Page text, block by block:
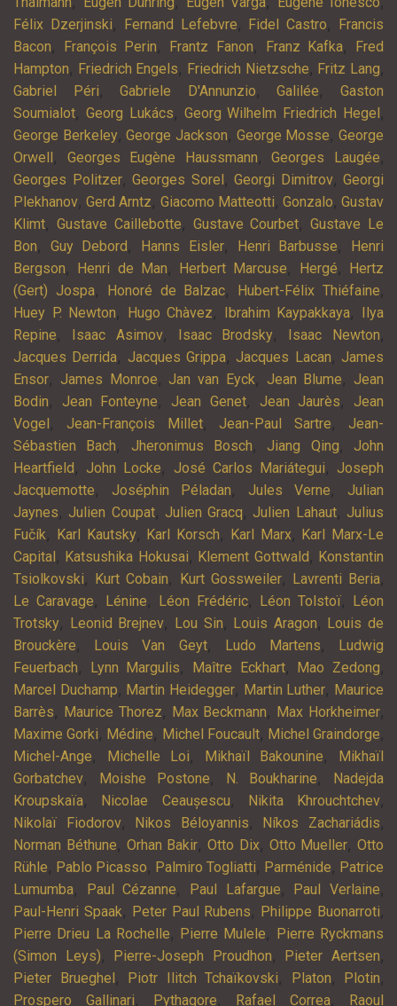
Félix Dzerjinski, Fernand Lefebvre, Fidel Castro,
Francis
Bacon, François Perin, Frantz Fanon, Franz Kafka,
Fred
Hampton, Friedrich Engels, Friedrich Nietzsche, Fritz Lang,
Gabriel Péri,Gabriele D'Annunzio,Galilée,Gaston
Soumialot, Georg Lukács, Georg Wilhelm Friedrich Hegel ,
George Berkeley,George Jackson, George Mosse,George
Orwell , Georges Eugène Haussmann,Georges Laugée,
Georges Politzer, Georges Sorel , Georgi Dimitrov, Georgi
Plekhanov,Gerd Arntz, Giacomo Matteotti, Gonzalo,Gustav
Klimt, Gustave Caillebotte, Gustave Courbet,Gustave Le
Bon, Guy Debord , Hanns Eisler, Henri Barbusse,
Henri
Bergson, Henri de Man, Herbert Marcuse, Hergé,
Hertz
(Gert) Jospa, Honoré de Balzac, Hubert-Félix Thiéfaine,
Huey P. Newton, Hugo Chàvez, Ibrahim Kaypakkaya,
Ilya
Repine, Isaac Asimov, Isaac Brodsky, Isaac Newton,
Jacques Derrida, Jacques Grippa, Jacques Lacan, James
Ensor, James Monroe, Jan van Eyck, Jean Blume, Jean
Bodin, Jean Fonteyne, Jean Genet, Jean Jaurès, Jean
Vogel , Jean-François Millet, Jean-Paul Sartre, Jean-
Sébastien Bach, Jheronimus Bosch, Jiang Qing, John
Heartfield , John Locke, José Carlos Mariátegui, Joseph
Jacquemotte, Joséphin Péladan, Jules Verne, Julian
Jaynes, Julien Coupat, Julien Gracq, Julien Lahaut, Julius
Fučík, Karl Kautsky, Karl Korsch, Karl Marx, Karl Marx-Le
Capital , Katsushika Hokusai, Klement Gottwald , Konstantin
Tsiolkovski, Kurt Cobain, Kurt Gossweiler, Lavrenti Beria,
Le Caravage, Lénine, Léon Frédéric, Léon Tolstoï,
Léon
Trotsky, Leonid Brejnev, Lou Sin, Louis Aragon, Louis de
Brouckère, Louis Van Geyt, Ludo Martens,
Ludwig
Feuerbach, Lynn Margulis, Maître Eckhart, Mao Zedong,
Marcel Duchamp, Martin Heidegger, Martin Luther, Maurice
Barrès, Maurice Thorez, Max Beckmann, Max Horkheimer,
Maxime Gorki, Médine, Michel Foucault, Michel Graindorge,
Michel-Ange, Michelle Loi, Mikhaïl Bakounine,
Mikhaïl
Gorbatchev, Moishe Postone, N. Boukharine,
Nadejda
Kroupskaïa, Nicolae Ceaușescu, Nikita Khrouchtchev,
Nikolaï Fiodorov, Nikos Béloyannis, Níkos Zachariádis,
Norman Béthune, Orhan Bakir, Otto Dix, Otto Mueller, Otto
Rühle, Pablo Picasso, Palmiro Togliatti, Parménide, Patrice
Lumumba, Paul Cézanne, Paul Lafargue, Paul Verlaine,
Paul-Henri Spaak, Peter Paul Rubens, Philippe Buonarroti,
Pierre Drieu La Rochelle, Pierre Mulele,
Pierre Ryckmans
(Simon Leys), Pierre-Joseph Proudhon, Pieter Aertsen,
Pieter Brueghel , Piotr Ilitch Tchaïkovski, Platon, Plotin,
Prospero Gallinari, Pythagore, Rafael Correa, Raoul